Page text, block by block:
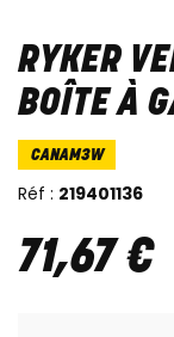
RYKER
BOÎTE À
CANAM3W
Réf : 219401136
71,67€